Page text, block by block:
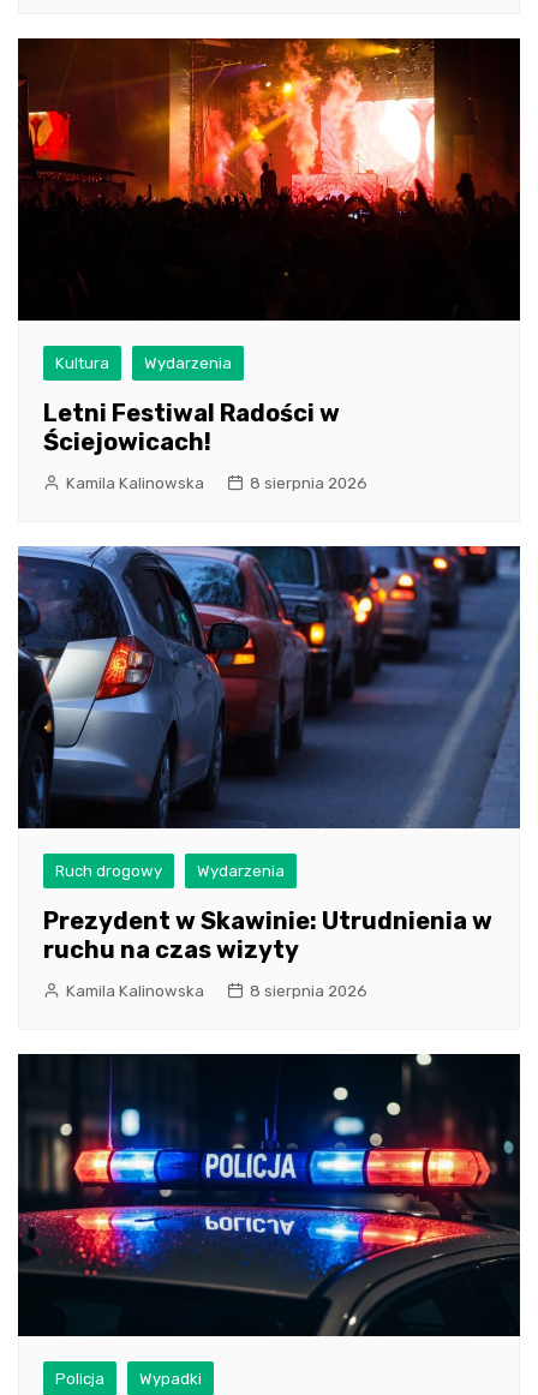
Kultura Wydarzenia
Letni Festiwal Radości w
Ściejowicach!
Kamila Kalinowska 8 sierpnia 2026
Ruch drogowy Wydarzenia
Prezydent w Skawinie: Utrudnienia w
ruchu na czas wizyty
Kamila Kalinowska 8 sierpnia 2026
Policja Wypadki